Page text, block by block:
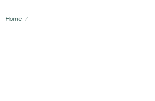
Home